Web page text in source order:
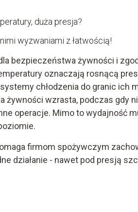
duża presja?
wyzwaniami z łatwością!
bezpieczeństwa żywności i
oznaczają rosnącą
chłodzenia do granic ich
żywności wzrasta, podczas gdy
operacje. Mimo to wydajność
firmom spożywczym
działanie - nawet pod presją